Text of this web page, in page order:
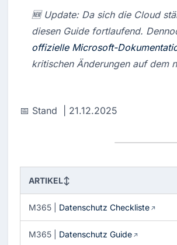
🆕 Update: Da sich die Cloud
offizielle Microsoft-
kritischen Änderungen auf dem
📅 Stand  | 21.12.2025
ARTIKEL↕
M365 | Datenschutz Checkliste
M365 | Datenschutz Guide